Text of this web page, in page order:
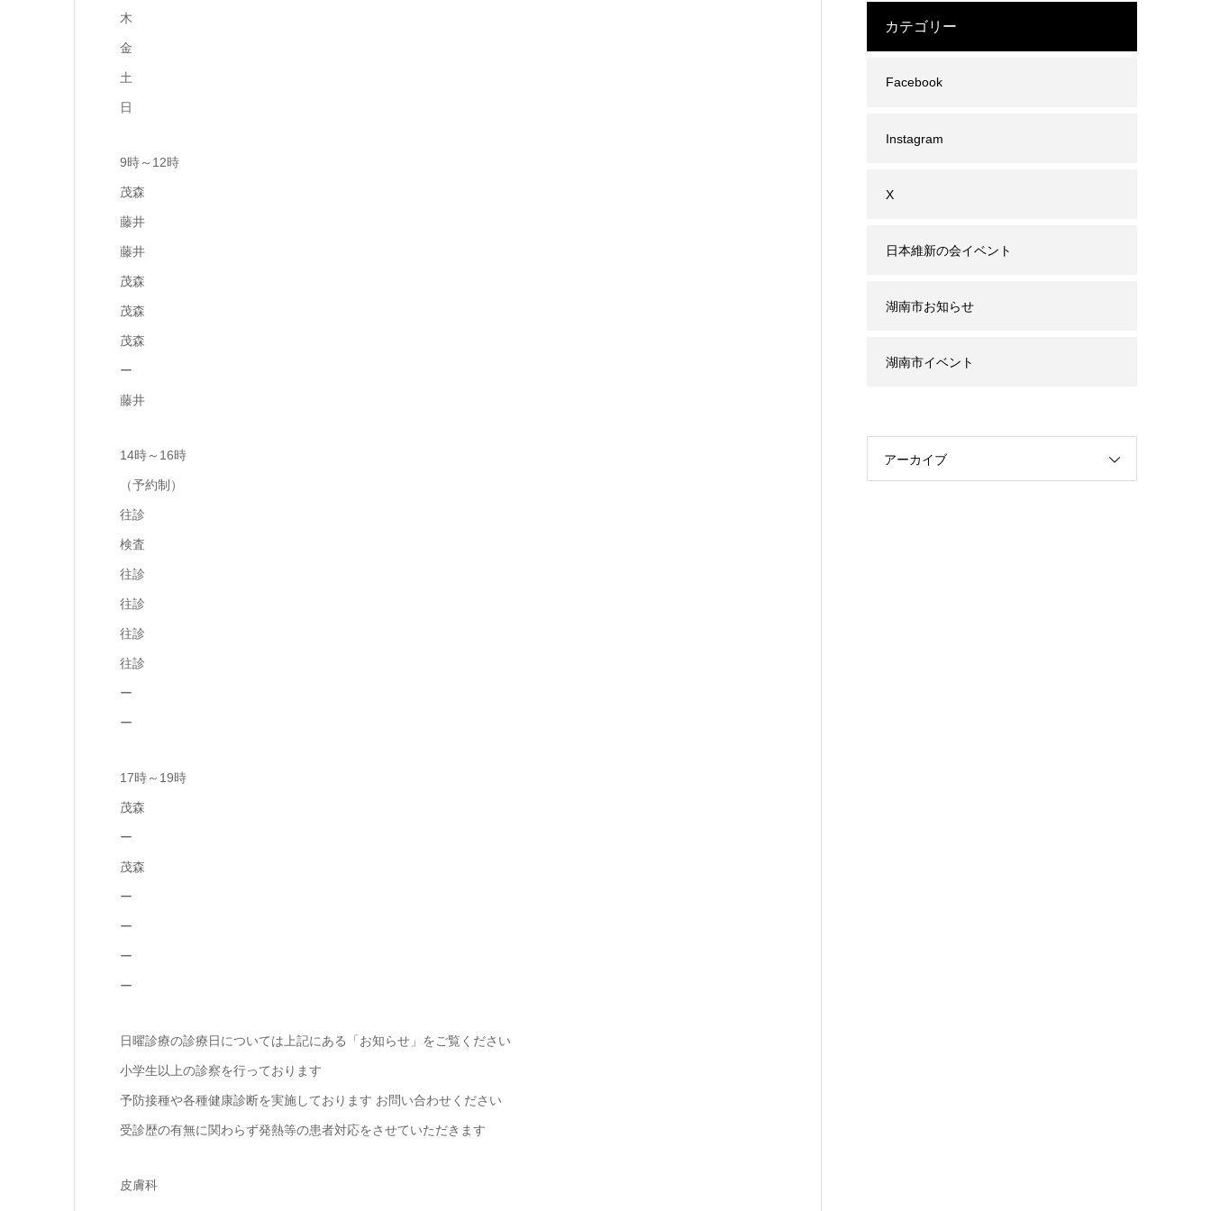
木
金
土
日
9時～12時
茂森
藤井
藤井
茂森
茂森
茂森
ー
藤井
14時～16時
（予約制）
往診
検査
往診
往診
往診
往診
ー
ー
17時～19時
茂森
ー
茂森
ー
ー
ー
ー
日曜診療の診療日については上記にある「お知らせ」をご覧ください​
小学生以上の診察を行っております
予防接種や各種健康診断を実施しております お問い合わせください
受診歴の有無に関わらず発熱等の患者対応をさせていただきます
皮膚科
カテゴリー
Facebook
Instagram
X
日本維新の会イベント
湖南市お知らせ
湖南市イベント
アーカイブ